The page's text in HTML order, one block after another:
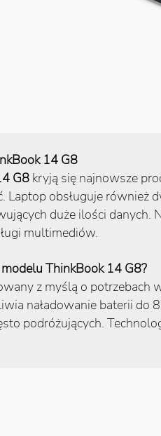
14 G8
G8 kryją się najnowsze
obsługuje również
duże ilości danych.
multimediów.
ThinkBook 14 G8?
z myślą o potrzebach
naładowanie baterii do
podróżujących.